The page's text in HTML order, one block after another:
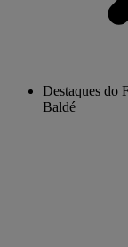
Destaques do
Baldé